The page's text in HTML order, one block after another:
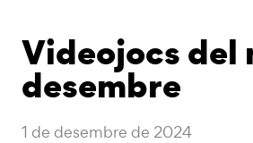
Videojocs del
desembre
1 de desembre de 2024